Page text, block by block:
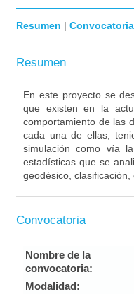
Resumen | Convocatoria
Resumen
En este proyecto se
que existen en la
comportamiento de las
cada una de ellas,
simulación como vía
estadísticas que se
geodésico, clasificación,
Convocatoria
Nombre de la
convocatoria:
Modalidad: